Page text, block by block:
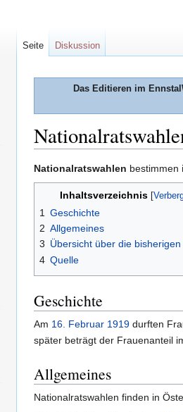
Das Editieren im
Zur
Navigation
springen
Zur
Suche
springen
Nationalratswahlen bestimmen
Inhaltsverzeichnis
1
Geschichte
2 Allgemeines
3 Übersicht über die bisherigen
4 Quelle
Geschichte
Am 16. Februar 1919 durften
später beträgt der Frauenanteil
Allgemeines
Nationalratswahlen finden in
Seite Diskussion